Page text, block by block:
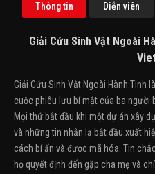
Thông tin Diễn viên
Giải Cứu Sinh Vật Ngoài
Giải Cứu Sinh Vật Ngoài Hành Tinh
cuộc phiêu lưu bí mật của ba người
Mọi thứ bắt đầu khi một dự án xây
và những tin nhắn lạ bắt đầu xuất
cách bí ẩn và được mã hóa. Tin
họ quyết định đến gặp cha mẹ và